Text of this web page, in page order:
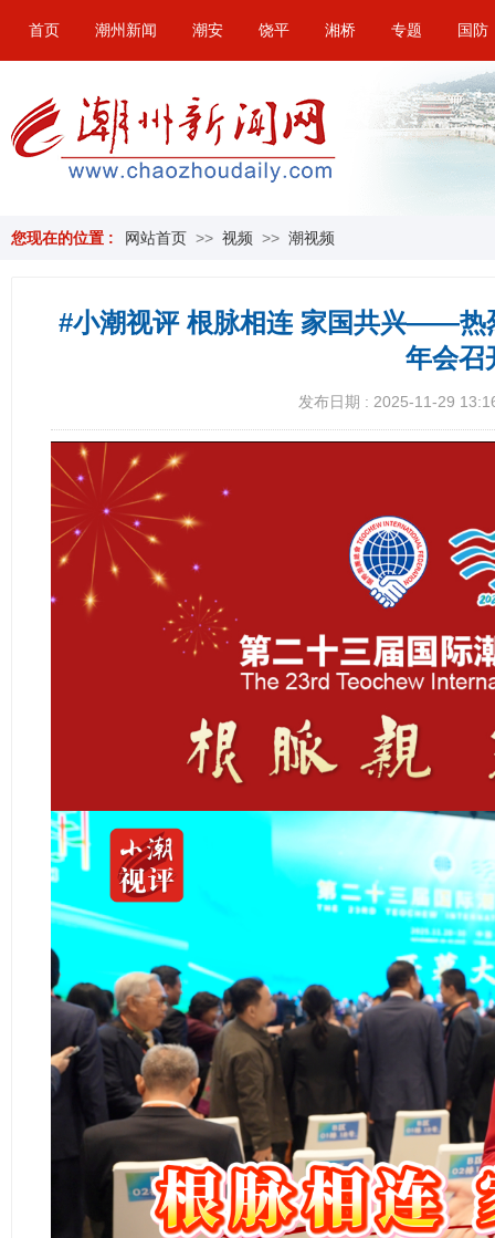
首页 潮州新闻 潮安 饶平 湘桥 专题 国防
您现在的位置 : 网站首页 >> 视频 >> 潮视频
#小潮视评 根脉相连 家国共兴——热
年会召
发布日期 : 2025-11-29